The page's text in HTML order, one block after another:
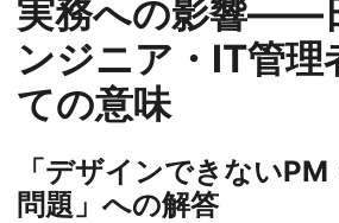
実務への影響——
ンジニア・IT管理
ての意味
「デザインできない
問題」への解答